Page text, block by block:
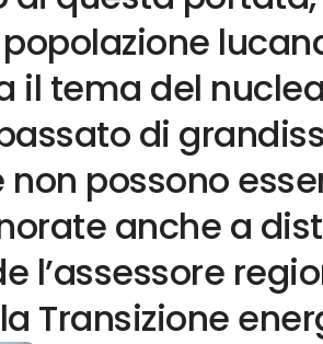
il tema del
di
possono
anche a
l’assessore
Transizione